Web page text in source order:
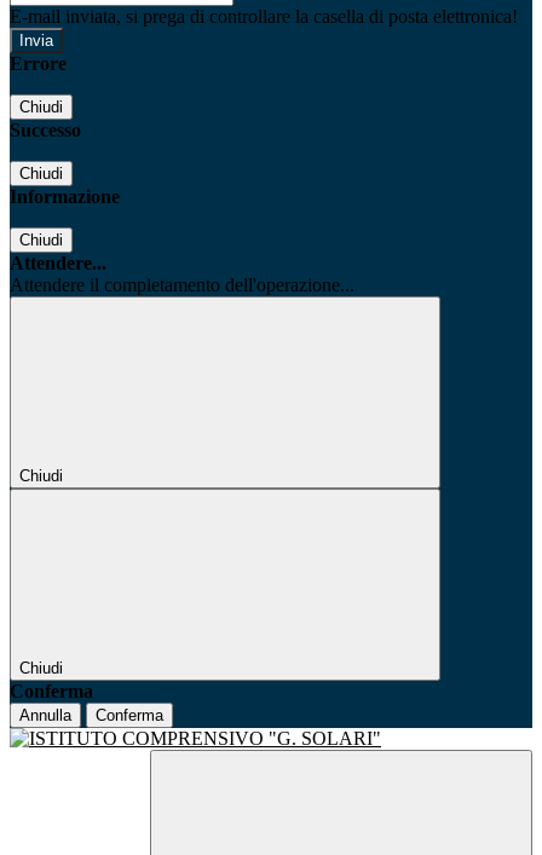
E-mail inviata, si prega di controllare la casella di posta elettronica!
Errore
Chiudi
Successo
Chiudi
Informazione
Chiudi
Attendere...
Attendere il completamento dell'operazione...
Chiudi
Chiudi
Conferma
Annulla Conferma